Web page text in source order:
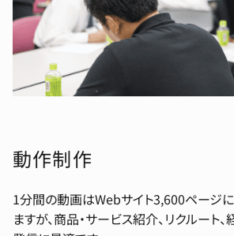
動作制作
1分間の動画はWebサイト3,600ページ
ますが、商品・サービス紹介、リクルート